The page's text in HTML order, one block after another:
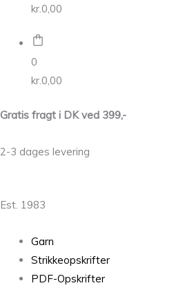
kr.0,00
0
kr.0,00
Gratis fragt i DK ved 399,-
2-3 dages levering
Est. 1983
Garn
Strikkeopskrifter
PDF-Opskrifter